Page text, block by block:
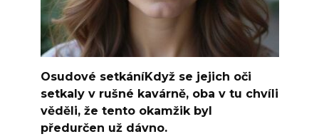
Osudové setkáníKdyž se jejich oči
setkaly v rušné kavárně, oba v tu chvíli
věděli, že tento okamžik byl
předurčen už dávno.